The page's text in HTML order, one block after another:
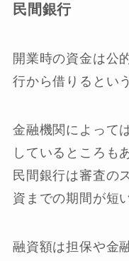
民間銀行
開業時の資金は公
行から借りるとい
金融機関によって
しているところも
民間銀行は審査の
資までの期間が短
融資額は担保や金